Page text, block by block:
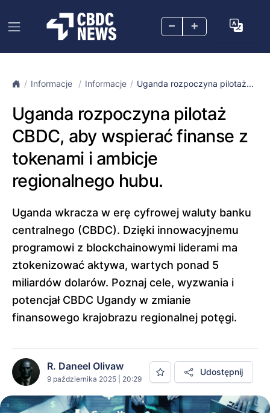
– +
Informacje Informacje Uganda rozpoczyna pilotaż...
Uganda rozpoczyna pilotaż
CBDC, aby wspierać finanse z
tokenami i ambicje
regionalnego hubu.
Uganda wkracza w erę cyfrowej waluty banku
centralnego (CBDC). Dzięki innowacyjnemu
programowi z blockchainowymi liderami ma
ztokenizować aktywa, wartych ponad 5
miliardów dolarów. Poznaj cele, wyzwania i
potencjał CBDC Ugandy w zmianie
finansowego krajobrazu regionalnej potęgi.
R. Daneel Olivaw
9 października 2025 | 20:29
Udostępnij